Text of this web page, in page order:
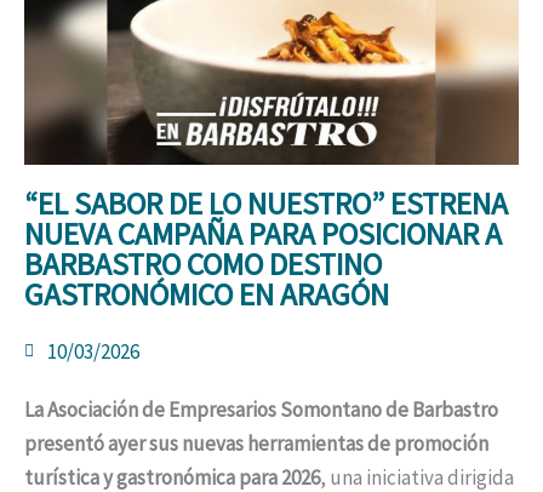
“EL SABOR DE LO NUESTRO” ESTRENA
NUEVA CAMPAÑA PARA POSICIONAR A
BARBASTRO COMO DESTINO
GASTRONÓMICO EN ARAGÓN
10/03/2026
La Asociación de Empresarios Somontano de Barbastro
presentó ayer sus nuevas herramientas de promoción
turística y gastronómica para 2026, una iniciativa dirigida